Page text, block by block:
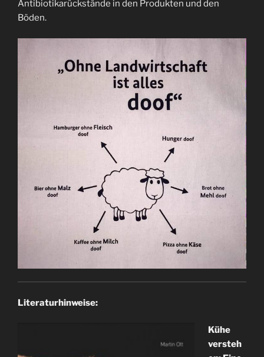
Antibiotikarückstände in den Produkten und den
Böden.
Literaturhinweise:
Kühe
versteh